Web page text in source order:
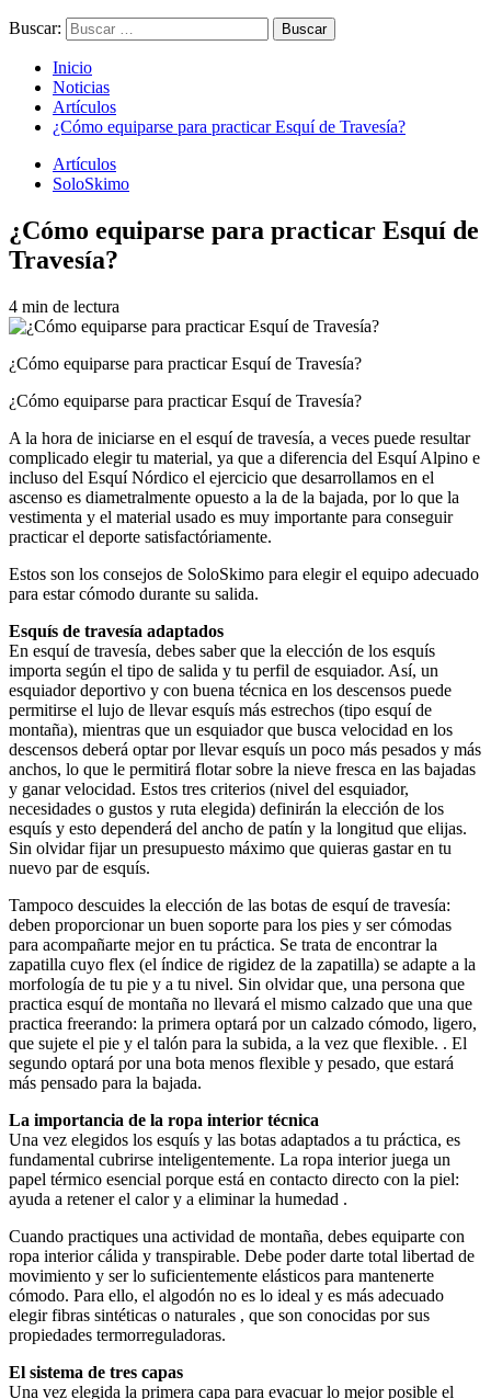
Buscar:
Inicio
Noticias
Artículos
¿Cómo equiparse para practicar Esquí de Travesía?
Artículos
SoloSkimo
¿Cómo equiparse para practicar Esquí de
Travesía?
4 min de lectura
¿Cómo equiparse para practicar Esquí de Travesía?
¿Cómo equiparse para practicar Esquí de Travesía?
A la hora de iniciarse en el esquí de travesía, a veces puede resultar
complicado elegir tu material, ya que a diferencia del Esquí Alpino e
incluso del Esquí Nórdico el ejercicio que desarrollamos en el
ascenso es diametralmente opuesto a la de la bajada, por lo que la
vestimenta y el material usado es muy importante para conseguir
practicar el deporte satisfactóriamente.
Estos son los consejos de SoloSkimo para elegir el equipo adecuado
para estar cómodo durante su salida.
Esquís de travesía adaptados
En esquí de travesía, debes saber que la elección de los esquís
importa según el tipo de salida y tu perfil de esquiador. Así, un
esquiador deportivo y con buena técnica en los descensos puede
permitirse el lujo de llevar esquís más estrechos (tipo esquí de
montaña), mientras que un esquiador que busca velocidad en los
descensos deberá optar por llevar esquís un poco más pesados y más
anchos, lo que le permitirá flotar sobre la nieve fresca en las bajadas
y ganar velocidad. Estos tres criterios (nivel del esquiador,
necesidades o gustos y ruta elegida) definirán la elección de los
esquís y esto dependerá del ancho de patín y la longitud que elijas.
Sin olvidar fijar un presupuesto máximo que quieras gastar en tu
nuevo par de esquís.
Tampoco descuides la elección de las botas de esquí de travesía:
deben proporcionar un buen soporte para los pies y ser cómodas
para acompañarte mejor en tu práctica. Se trata de encontrar la
zapatilla cuyo flex (el índice de rigidez de la zapatilla) se adapte a la
morfología de tu pie y a tu nivel. Sin olvidar que, una persona que
practica esquí de montaña no llevará el mismo calzado que una que
practica freerando: la primera optará por un calzado cómodo, ligero,
que sujete el pie y el talón para la subida, a la vez que flexible. . El
segundo optará por una bota menos flexible y pesado, que estará
más pensado para la bajada.
La importancia de la ropa interior técnica
Una vez elegidos los esquís y las botas adaptados a tu práctica, es
fundamental cubrirse inteligentemente. La ropa interior juega un
papel térmico esencial porque está en contacto directo con la piel:
ayuda a retener el calor y a eliminar la humedad .
Cuando practiques una actividad de montaña, debes equiparte con
ropa interior cálida y transpirable. Debe poder darte total libertad de
movimiento y ser lo suficientemente elásticos para mantenerte
cómodo. Para ello, el algodón no es lo ideal y es más adecuado
elegir fibras sintéticas o naturales , que son conocidas por sus
propiedades termorreguladoras.
El sistema de tres capas
Una vez elegida la primera capa para evacuar lo mejor posible el